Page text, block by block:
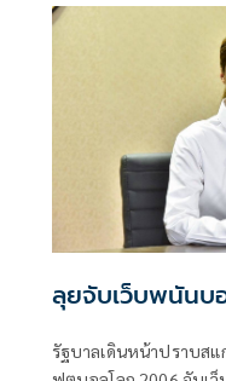
ลุยจับเว็บพนันบ
รัฐบาลเดินหน้าปราบส